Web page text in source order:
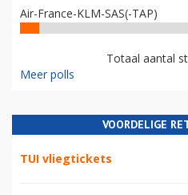
Air-France-KLM-SAS(-TAP)
Totaal aantal
Meer polls
VOORDELIGE
TUI vliegtickets